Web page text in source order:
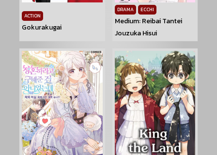
ACTION
Gokurakugai
DRAMA ECCHI
Medium: Reibai Tantei
Jouzuka Hisui